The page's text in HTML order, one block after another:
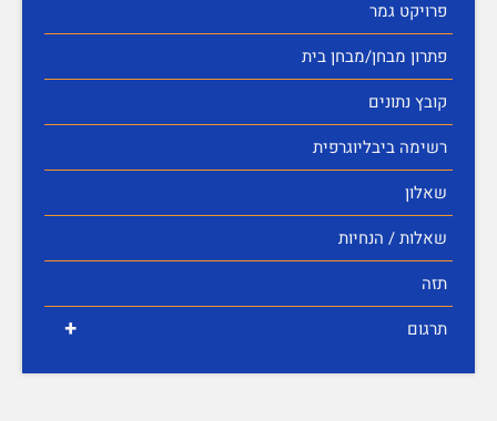
פרויקט גמר
פתרון מבחן/מבחן בית
קובץ נתונים
רשימה ביבליוגרפית
שאלון
שאלות / הנחיות
תזה
+ תרגום